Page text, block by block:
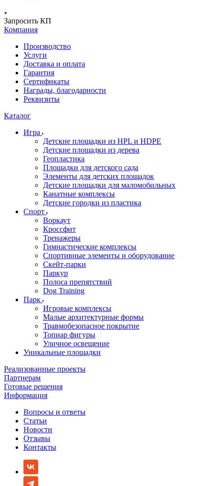
Запросить КП
Компания
Производство
Услуги
Доставка и оплата
Гарантия
Сертификаты
Награды, благодарности
Реквизиты
Каталог
Игра
Детские площадки из HPL и HDPE
Детские площадки из дерева
Геопластика
Площадки для детского сада
Элементы для детских площадок
Детские площадки для маломобильных
Канатные комплексы
Детские городки из пластика
Спорт
Воркаут
Кроссфит
Тренажеры
Гимнастические комплексы
Спортивные элементы и оборудование
Скейт-парки
Паркур
Полоса препятствий
Dog Training
Парк
Игровые комплексы
Малые архитектурные формы
Травмобезопасное покрытие
Топиар фигуры
Уличное освещение
Уникальные площадки
Реализованные проекты
Партнерам
Готовые решения
Информация
Вопросы и ответы
Статьи
Новости
Отзывы
Контакты